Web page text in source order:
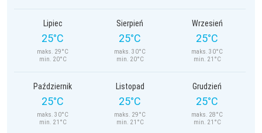
Lipiec
25°C
maks. 29°C
min. 20°C
Sierpień
25°C
maks. 30°C
min. 20°C
Wrzesień
25°C
maks. 30°C
min. 21°C
Październik
25°C
maks. 30°C
min. 21°C
Listopad
25°C
maks. 29°C
min. 21°C
Grudzień
25°C
maks. 28°C
min. 21°C